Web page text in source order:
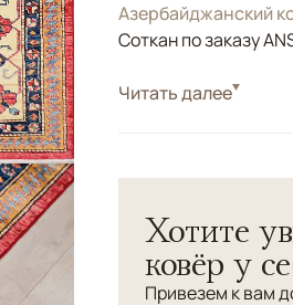
Азербайджанский
Соткан по заказу
СтильКлассические
"зашифрованной"
душевные.
сложно.
Читать далее
Хотите
ковёр у
Привезем к вам